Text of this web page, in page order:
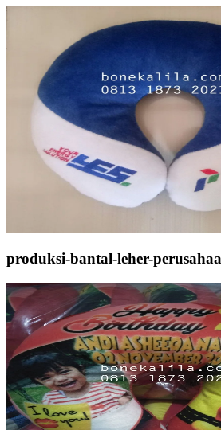
produksi-bantal-leher-